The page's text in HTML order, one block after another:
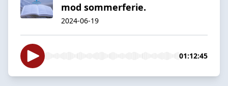
mod sommerferie.
2024-06-19
01:12:45